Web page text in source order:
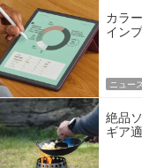
カラ
イン
ニュース
絶品
ギア